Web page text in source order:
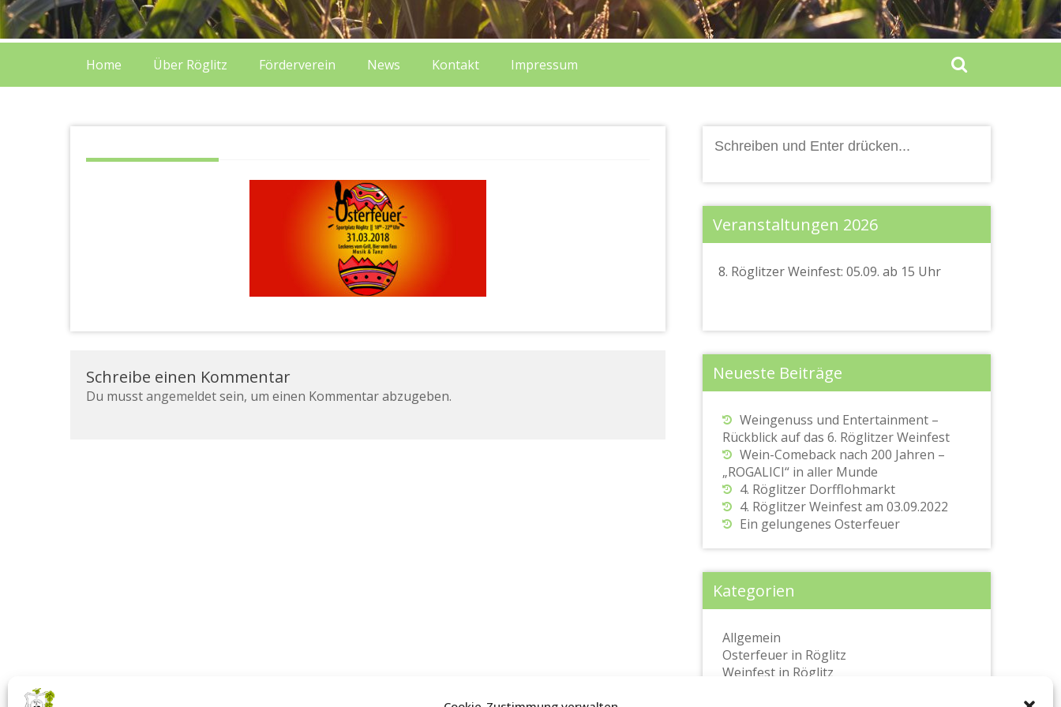
Home Über Röglitz Förderverein News Kontakt Impressum
Schreibe einen Kommentar
Du musstangemeldetsein, um einen Kommentar abzugeben.
nach:
Veranstaltungen 2026
8. Röglitzer Weinfest: 05.09. ab 15 Uhr
Neueste Beiträge
Weingenuss und Entertainment –
Rückblick auf das 6. Röglitzer Weinfest
Wein-Comeback nach 200 Jahren –
„ROGALICI“ in aller Munde
4. Röglitzer Dorfflohmarkt
4. Röglitzer Weinfest am 03.09.2022
Ein gelungenes Osterfeuer
Kategorien
Allgemein
Osterfeuer in Röglitz
Weinfest in Röglitz